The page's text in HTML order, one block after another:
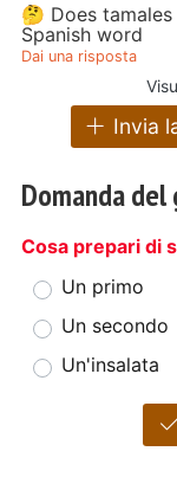
🤔 Does
Spanish word
Dai una risposta
Invia
Domanda
Cosa prepari di
Un primo
Un secondo
Un'insalata